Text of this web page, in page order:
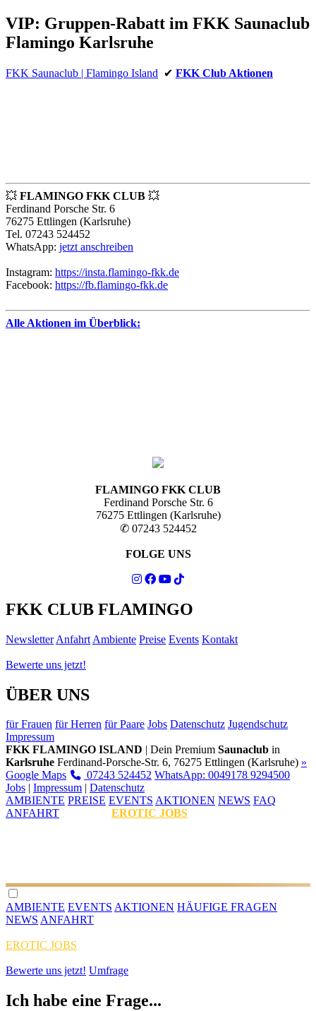
VIP: Gruppen-Rabatt im FKK Saunaclub
Flamingo Karlsruhe
FKK Saunaclub | Flamingo Island ✔ FKK Club Aktionen
💥 FLAMINGO FKK CLUB 💥
Ferdinand Porsche Str. 6
76275 Ettlingen (Karlsruhe)
Tel. 07243 524452
WhatsApp: jetzt anschreiben
Instagram: https://insta.flamingo-fkk.de
Facebook: https://fb.flamingo-fkk.de
Alle Aktionen im Überblick:
FLAMINGO FKK CLUB
Ferdinand Porsche Str. 6
76275 Ettlingen (Karlsruhe)
✆ 07243 524452
FOLGE UNS
FKK CLUB FLAMINGO
Newsletter Anfahrt Ambiente Preise Events Kontakt
Bewerte uns jetzt!
ÜBER UNS
für Frauen für Herren für Paare Jobs Datenschutz Jugendschutz
Impressum
FKK FLAMINGO ISLAND | Dein Premium Saunaclub in
Karlsruhe Ferdinand-Porsche-Str. 6, 76275 Ettlingen (Karlsruhe) »
Google Maps
07243 524452 WhatsApp: 0049178 9294500
Jobs | Impressum | Datenschutz
AMBIENTE PREISE EVENTS AKTIONEN NEWS FAQ
ANFAHRT
EROTIC JOBS
AMBIENTE EVENTS AKTIONEN HÄUFIGE FRAGEN
NEWS ANFAHRT
EROTIC JOBS
Bewerte uns jetzt! Umfrage
Ich habe eine Frage...